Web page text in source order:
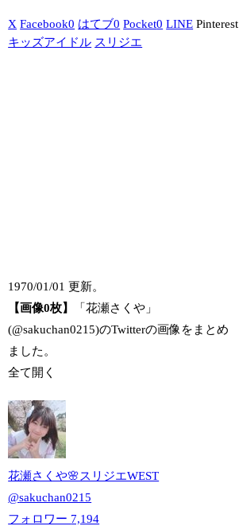
X Facebook0 はてブ0 Pocket0 LINE Pinterest
キッズアイドル スリジエ
1970/01/01 更新。
【画像0枚】
「花瀬さくや」
(@sakuchan0215)のTwitterの画像をまとめ
ました。
全て開く
花瀬さくや🌸スリジエWEST
@sakuchan0215
フォロワー 7,194